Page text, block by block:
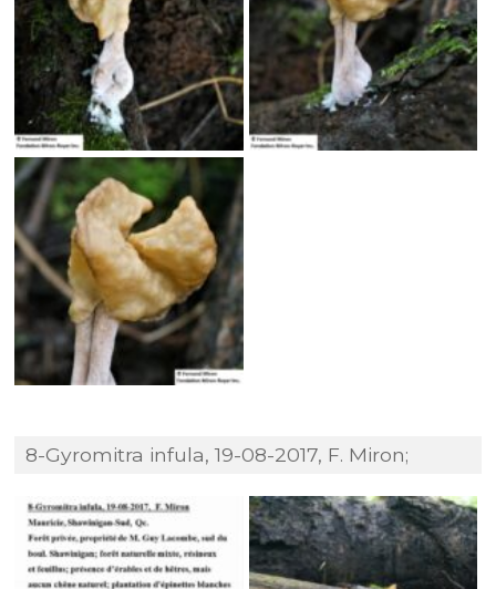
8-Gyromitra infula, 19-08-2017, F. Miron;